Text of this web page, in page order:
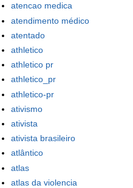
atencao medica
atendimento médico
atentado
athletico
athletico pr
athletico_pr
athletico-pr
ativismo
ativista
ativista brasileiro
atlântico
atlas
atlas da violencia